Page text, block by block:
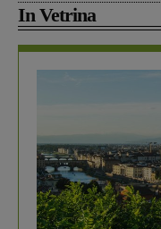
In Vetrina